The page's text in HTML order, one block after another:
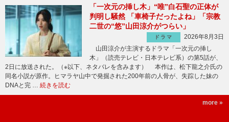
「一次元の挿し木」“唯”白石聖の正体が
判明し騒然 「車椅子だったよね」「宗教
二世の“悠”山田涼介がつらい」
ドラマ
2026年8月3日
山田涼介が主演するドラマ「一次元の挿し
木」（読売テレビ・日本テレビ系）の第5話が、
2日に放送された。（※以下、ネタバレを含みます） 本作は、松下龍之介氏の
同名小説が原作。ヒマラヤ山中で発掘された200年前の人骨が、失踪した妹の
DNAと完 … 続きを読む
more »